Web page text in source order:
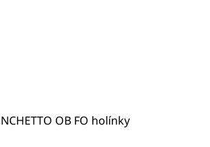
OB FO holínky